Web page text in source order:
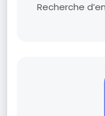
Recherche